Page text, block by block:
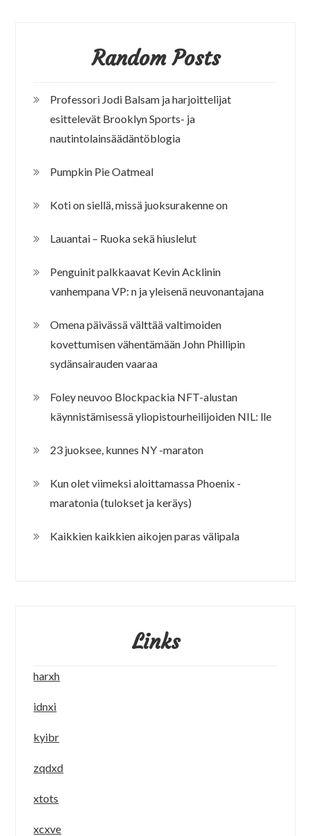
Random Posts
Professori Jodi Balsam ja harjoittelijat
esittelevät Brooklyn Sports- ja
nautintolainsäädäntöblogia
Pumpkin Pie Oatmeal
Koti on siellä, missä juoksurakenne on
Lauantai – Ruoka sekä hiuslelut
Penguinit palkkaavat Kevin Acklinin
vanhempana VP: n ja yleisenä neuvonantajana
Omena päivässä välttää valtimoiden
kovettumisen vähentämään John Phillipin
sydänsairauden vaaraa
Foley neuvoo Blockpackia NFT-alustan
käynnistämisessä yliopistourheilijoiden NIL: lle
23 juoksee, kunnes NY -maraton
Kun olet viimeksi aloittamassa Phoenix -
maratonia (tulokset ja keräys)
Kaikkien kaikkien aikojen paras välipala
Links
harxh
idnxi
kyibr
zqdxd
xtots
xcxve